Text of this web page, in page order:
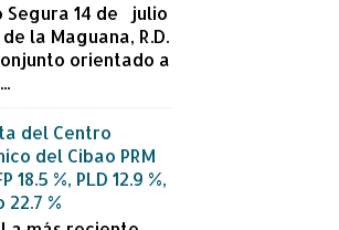
Segura 14 de julio
la Maguana, R.D.
orientado a
del Centro
del Cibao PRM
18.5 %, PLD 12.9 %,
22.7 %